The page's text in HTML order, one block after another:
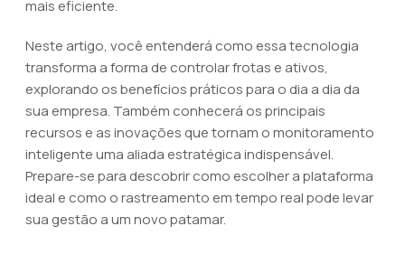
mais eficiente.
Neste artigo, você entenderá como essa tecnologia
transforma a forma de controlar frotas e ativos,
explorando os benefícios práticos para o dia a dia da
sua empresa. Também conhecerá os principais
recursos e as inovações que tornam o monitoramento
inteligente uma aliada estratégica indispensável.
Prepare-se para descobrir como escolher a plataforma
ideal e como o rastreamento em tempo real pode levar
sua gestão a um novo patamar.